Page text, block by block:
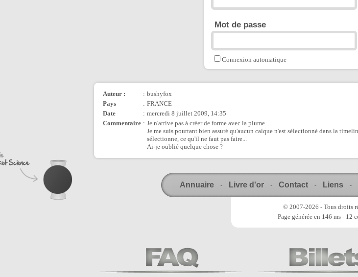
Mot de passe
Connexion automatique
Auteur : : bushyfox
Pays
: FRANCE
Date
: mercredi 8 juillet 2009, 14:35
Commentaire : Je n'arrive pas à créer de forme avec la plume...
Je me suis pourtant bien assuré qu'aucun calque n'est sélectionné dans la
sélectionne, ce qu'il ne faut pas faire...
Ai-je oublié quelque chose ?
Annuaire - Livre d'or - Contact - Liens -
© 2007-2026 - Tous droits
Page générée en 146 ms - 12